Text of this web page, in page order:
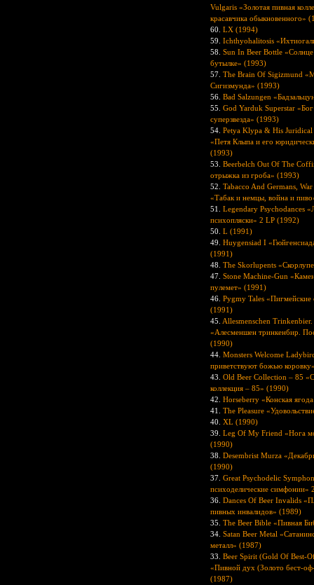
Vulgaris «Золотая пивная
красавчика обыкновенного»
60. LX (1994)
59. Ichthyohalitosis
58. Sun In Beer Bottle
бутылке» (1993)
57. The Brain Of Sigizmund
Сигизмунда» (1993)
56. Bad Salzungen
55. God Yarduk Superstar
суперзвезда» (1993)
54. Petya Klypa & His Juridical
«Петя Клыпа и его
(1993)
53. Beerbelch Out Of The
отрыжка из гроба» (1993)
52. Tabacco And Germans,
«Табак и немцы, война и
51. Legendary Psychodances
психопляски» 2 LP (1992)
50. L (1991)
49. Huygensiad I
(1991)
48. The Skorlupents
47. Stone Machine-Gun
пулемет» (1991)
46. Pygmy Tales «Пигмейские
(1991)
45. Allesmenschen
«Алесменшен тринкенбир.
(1990)
44. Monsters Welcome
приветствуют божью
43. Old Beer Collection – 85
коллекция – 85» (1990)
42. Horseberry «Конская
41. The Pleasure
40. XL (1990)
39. Leg Of My Friend «Нога
(1990)
38. Desembrist Murza
(1990)
37. Great Psychodelic
психоделические симфонии»
36. Dances Of Beer Invalids
пивных инвалидов» (1989)
35. The Beer Bible «Пивная
34. Satan Beer Metal
металл» (1987)
33. Beer Spirit (Gold Of Best-
«Пивной дух (Золото бест-
(1987)